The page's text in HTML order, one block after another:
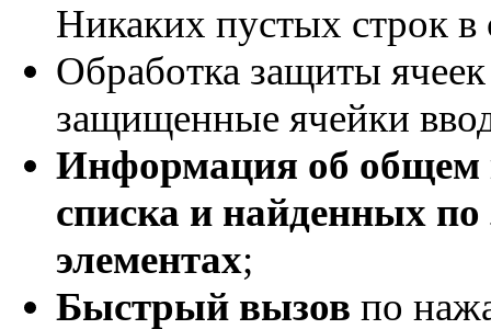
Никаких пустых строк в
Обработка защиты
защищенные ячейки
Информация об общем
списка и найденных по
элементах;
Быстрый вызов по